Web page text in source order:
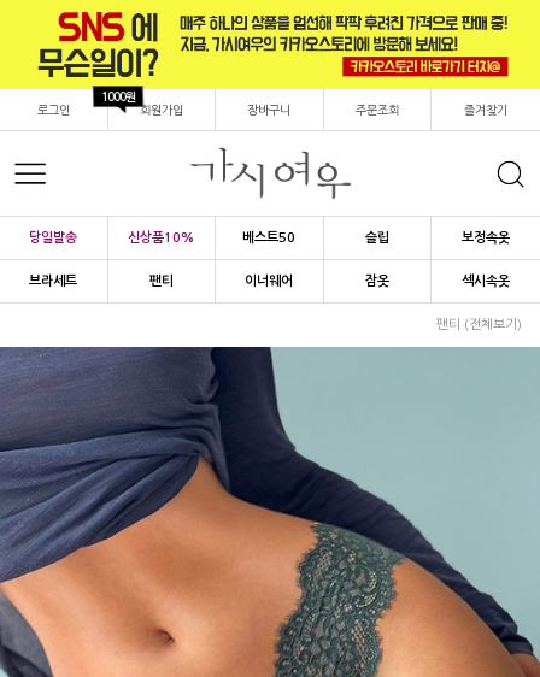
로그인 회원가입
1000원
장바구니 주문조회 즐겨찾기
당일발송 신상품10% 베스트50 슬립 보정속옷
브라세트 팬티 이너웨어 잠옷 섹시속옷
팬티 (전체보기)